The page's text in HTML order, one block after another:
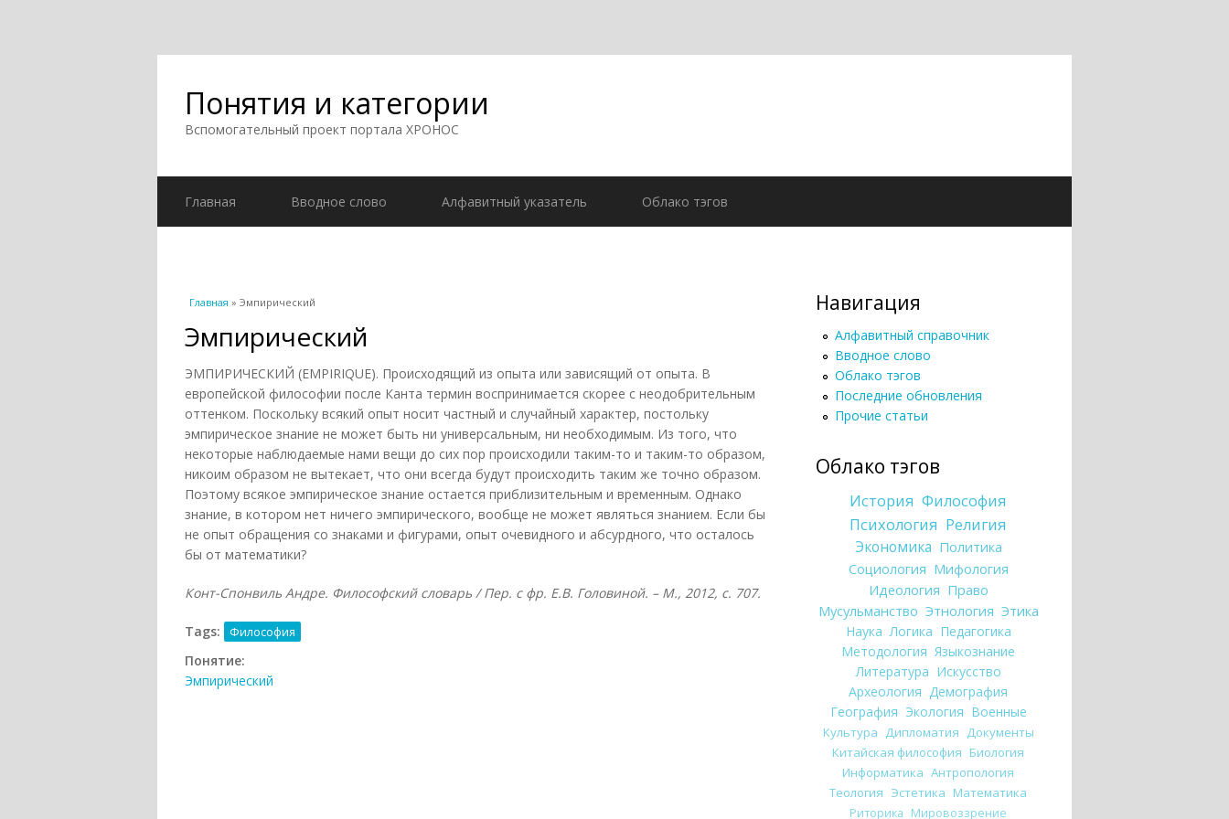
Понятия и категории
Вспомогательный проект портала ХРОНОС
Главная Вводное слово Алфавитный указатель Облако тэгов
Вы здесь
Главная » Эмпирический
Эмпирический
ЭМПИРИЧЕСКИЙ (EMPIRIQUE). Происходящий из опыта или зависящий от опыта. В
европейской философии после Канта термин воспринимается скорее с неодобрительным
оттенком. Поскольку всякий опыт носит частный и случайный характер, постольку
эмпирическое знание не может быть ни универсальным, ни необходимым. Из того, что
некоторые наблюдаемые нами вещи до сих пор происходили таким-то и таким-то образом,
никоим образом не вытекает, что они всегда будут происходить таким же точно образом.
Поэтому всякое эмпирическое знание остается приблизительным и временным. Однако
знание, в котором нет ничего эмпирического, вообще не может являться знанием. Если бы
не опыт обращения со знаками и фигурами, опыт очевидного и абсурдного, что осталось
бы от математики?
Конт-Спонвиль Андре. Философский словарь / Пер. с фр. Е.В. Головиной. – М., 2012, с. 707.
Tags: Философия
Понятие:
Эмпирический
Навигация
Алфавитный справочник
Вводное слово
Облако тэгов
Последние обновления
Прочие статьи
Облако тэгов
История Философия
Психология Религия
Экономика Политика
Социология Мифология
Идеология Право
Мусульманство Этнология Этика
Наука Логика Педагогика
Методология Языкознание
Литература Искусство
Археология Демография
География Экология Военные
Культура Дипломатия Документы
Китайская философия Биология
Информатика Антропология
Теология Эстетика Математика
Риторика Мировоззрение